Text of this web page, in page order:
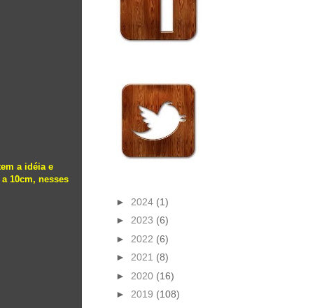
a idéia e
10cm, nesses
► 2024 (1)
► 2023 (6)
► 2022 (6)
► 2021 (8)
► 2020 (16)
► 2019 (108)